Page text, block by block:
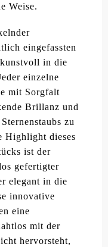
Weise.
eingefassten
in die
einzelne
mit Sorgfalt
Brillanz und
zu
Highlight dieses
ist der
gefertigter
elegant in die
innovative
eine
mit der
hervorsteht,